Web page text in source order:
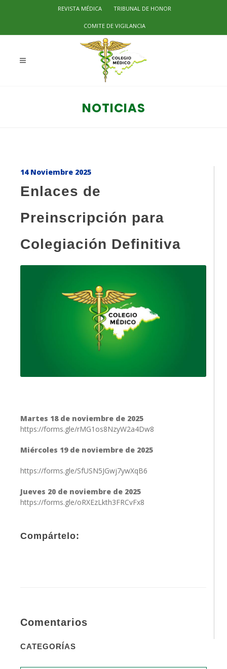
REVISTA MÉDICA TRIBUNAL DE HONOR
COMITE DE VIGILANCIA
NOTICIAS
14 Noviembre 2025
Enlaces de
Preinscripción para
Colegiación Definitiva
Martes 18 de noviembre de 2025
https://forms.gle/rMG1os8NzyW2a4Dw8
Miércoles 19 de noviembre de 2025
https://forms.gle/SfUSN5JGwj7ywXqB6
Jueves 20 de noviembre de 2025
https://forms.gle/oRXEzLkth3FRCvFx8
Compártelo:
Comentarios
CATEGORÍAS